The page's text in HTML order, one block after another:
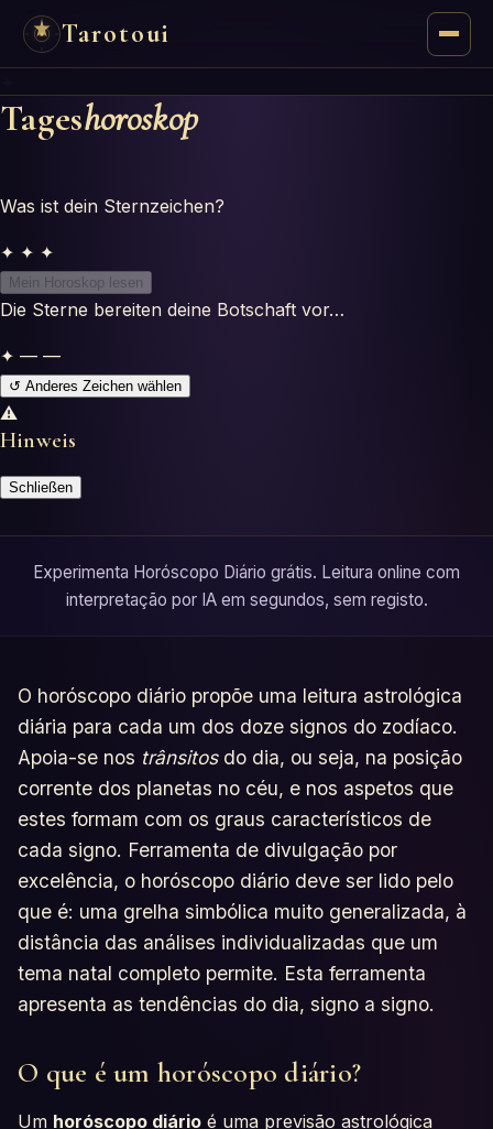
Tarotoui
Oráculos
Mancias
Numerologia
Horóscopos
Glossário
Tageshoroskop
Was ist dein Sternzeichen?
✦ ✦ ✦
Mein Horoskop lesen
Die Sterne bereiten deine Botschaft vor…
✦ — —
↺ Anderes Zeichen wählen
⚠
Hinweis
Schließen
Experimenta Horóscopo Diário grátis. Leitura online com
interpretação por IA em segundos, sem registo.
O horóscopo diário propõe uma leitura astrológica
diária para cada um dos doze signos do zodíaco.
Apoia-se nos trânsitosdo dia, ou seja, na posição
corrente dos planetas no céu, e nos aspetos que
estes formam com os graus característicos de
cada signo. Ferramenta de divulgação por
excelência, o horóscopo diário deve ser lido pelo
que é: uma grelha simbólica muito generalizada, à
distância das análises individualizadas que um
tema natal completo permite. Esta ferramenta
apresenta as tendências do dia, signo a signo.
O que é um horóscopo diário?
Um horóscopo diário é uma previsão astrológica